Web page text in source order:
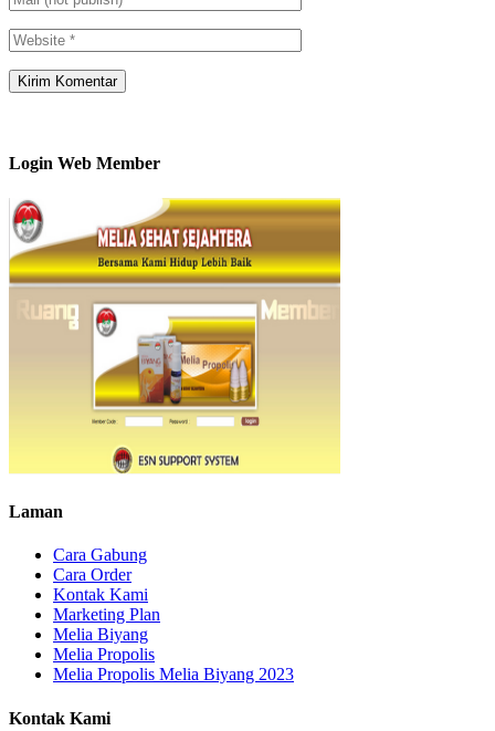
Login Web Member
Laman
Cara Gabung
Cara Order
Kontak Kami
Marketing Plan
Melia Biyang
Melia Propolis
Melia Propolis Melia Biyang 2023
Kontak Kami